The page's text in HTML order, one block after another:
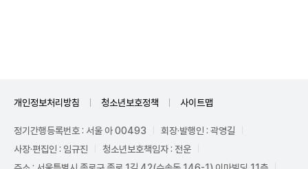
개인정보처리방침 청소년보호정책 사이트맵
정기간행등록번호 : 서울 아 00493
회장·발행인 : 곽영길
사장·편집인 : 임규진
청소년보호책임자 : 전운